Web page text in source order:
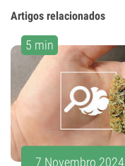
Artigos relacionados
5 min
7 Novembro 2024